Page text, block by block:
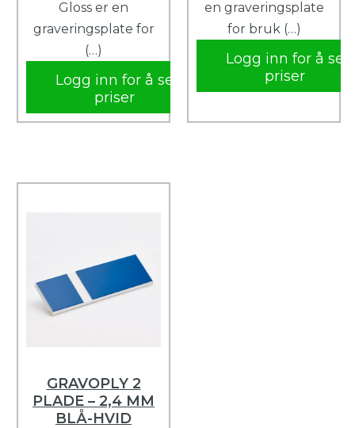
Gloss er en
graveringsplate for
(…)
Logg inn for å se
priser
en graveringsplate
for bruk (…)
Logg inn for å se
priser
GRAVOPLY 2
PLADE – 2,4 MM
BLÅ-HVID